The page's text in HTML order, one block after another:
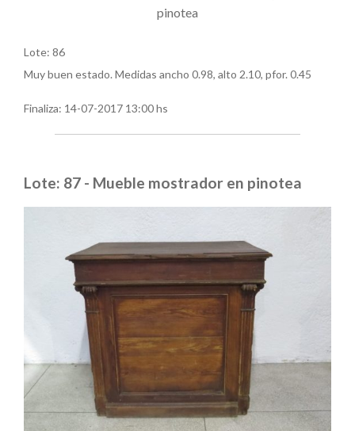
Lote: 86
Muy buen estado. Medidas ancho 0.98, alto 2.10, pfor. 0.45
Finaliza: 14-07-2017 13:00 hs
Lote: 87 - Mueble mostrador en pinotea